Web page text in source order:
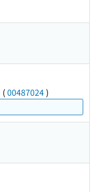
(00487024)